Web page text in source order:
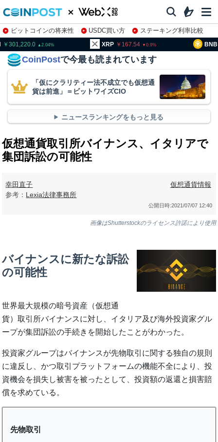
ビットコインの将来性 USDC買い方
ステーキング利率比較
株特集・関連銘柄
2.04 XRP 167.54 0.9 BNB
CoinPostで今最も読まれています
「仮にクラリティー法不成立でも仮想通
貨は前進」＝ビットワイズCIO
ニュースランキングをもっと見る
仮想通貨取引所バイナンス、イタリアで
集団訴訟の可能性
幸田直子
参考： Lexia法律事務所
仮想通貨情報
公開日時:2021/07/07 12:40
画像はShutterstockのライセンス許諾により使用
バイナンスに新たな訴訟
の可能性
世界最大規模の暗号資産（仮想通
貨）取引所バイナンスに対し、イタリア及び海外投資家グル
ープが集団訴訟の手続きを開始したことがわかった。
投資家グループはバイナンスが先物取引に関する独自の規則
に違反し、かつ取引プラットフォームの機能不全により、投
資機会を損失し被害を被ったとして、投資額の返還と損害賠
償を求めている。
先物取引